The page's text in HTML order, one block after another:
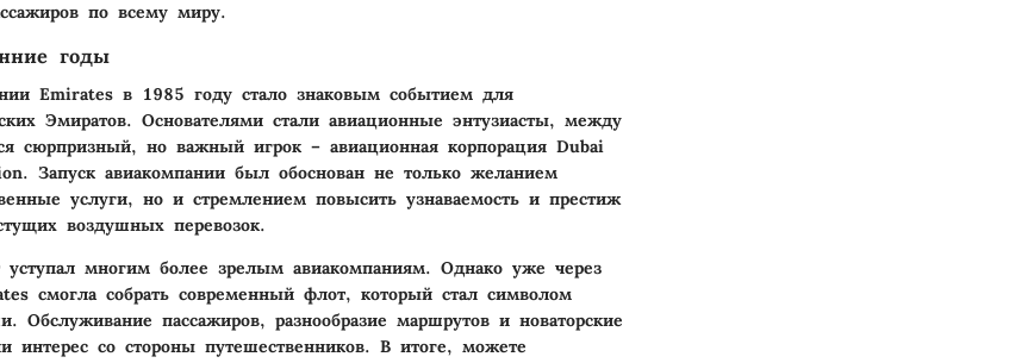
по всему миру.
годы
Emirates в 1985 году стало знаковым событием для
Эмиратов. Основателями стали авиационные энтузиасты, между
сюрпризный, но важный игрок – авиационная корпорация Dubai
Запуск авиакомпании был обоснован не только желанием
услуги, но и стремлением повысить узнаваемость и престиж
воздушных перевозок.
уступал многим более зрелым авиакомпаниям. Однако уже через
смогла собрать современный флот, который стал символом
Обслуживание пассажиров, разнообразие маршрутов и новаторские
интерес со стороны путешественников. В итоге, можете